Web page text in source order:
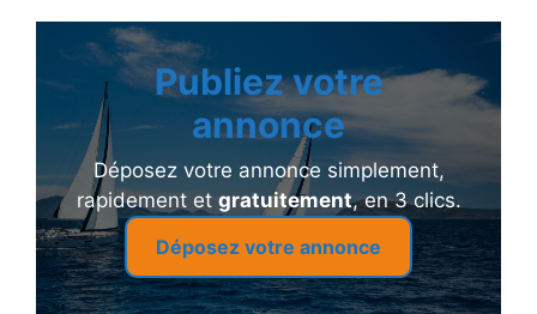
Publiez votre
annonce
Déposez votre annonce simplement,
rapidement et gratuitement, en 3 clics.
Déposez votre annonce